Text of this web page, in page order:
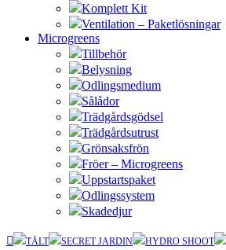
Komplett Kit
Ventilation – Paketlösningar
Microgreens
Tillbehör
Belysning
Odlingsmedium
Sålådor
Trädgårdsgödsel
Trädgårdsutrust
Grönsaksfrön
Fröer – Microgreens
Uppstartspaket
Odlingssystem
Skadedjur
TÄLT SECRET JARDIN HYDRO SHOOT